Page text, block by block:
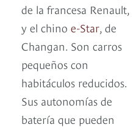
de la francesa Renault,
y el chino e-Star , de
Changan. Son carros
pequeños con
habitáculos reducidos.
Sus autonomías de
batería que pueden